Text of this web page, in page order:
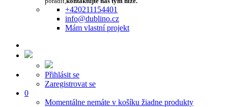
+420211154401
info@dublino.cz
Mám vlastní projekt
Přihlásit se
Zaregistrovat se
0
Momentálne nemáte v košíku žiadne produkty